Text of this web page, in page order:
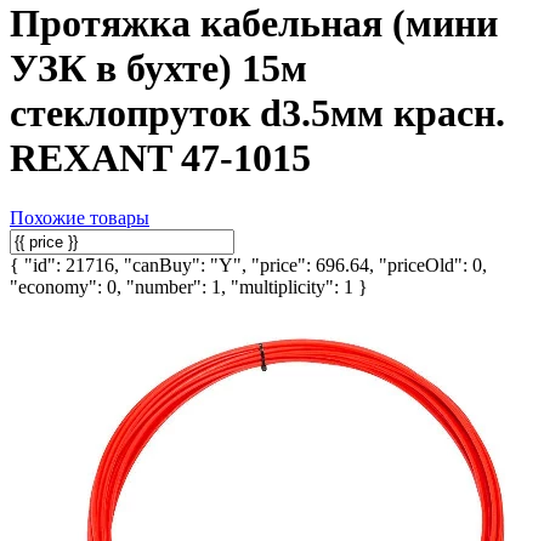
Протяжка кабельная (мини
УЗК в бухте) 15м
стеклопруток d3.5мм красн.
REXANT 47-1015
Похожие товары
{ "id": 21716, "canBuy": "Y", "price": 696.64, "priceOld": 0,
"economy": 0, "number": 1, "multiplicity": 1 }